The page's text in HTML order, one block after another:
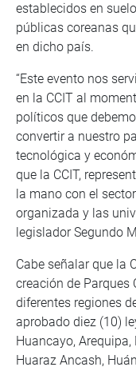
establecidos en
públicas coreanas
en dicho país.
“Este evento nos
en la CCIT al
políticos que
convertir a nuestro
tecnológica y
que la CCIT,
la mano con el
organizada y las
legislador Segundo
Cabe señalar que la
creación de Parques
diferentes regiones
aprobado diez (10)
Huancayo, Arequipa,
Huaraz Ancash,